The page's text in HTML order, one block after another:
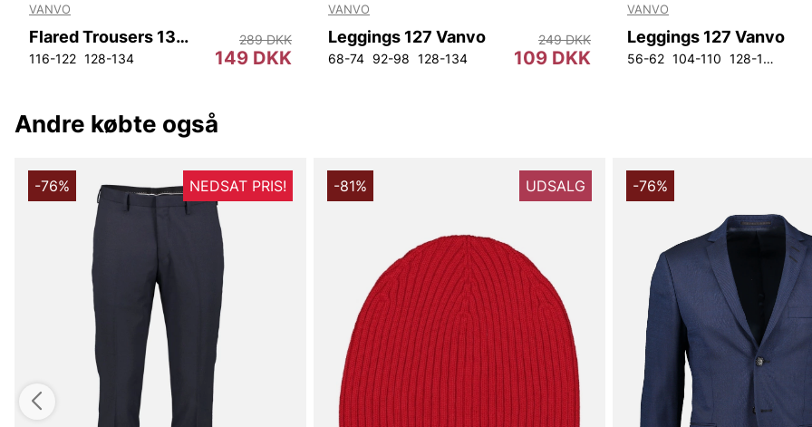
VANVO
Flared Trousers 132 Vanvo
116-122 128-134 149 DKK
289 DKK
VANVO
Leggings 127 Vanvo
68-74 92-98 128-134 109 DKK
249 DKK
VANVO
Leggings 127 Vanvo
56-62 104-110 128-134
Andre købte også
-76% NEDSAT PRIS! -81% UDSALG -76%